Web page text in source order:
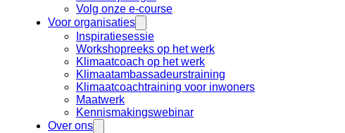
Volg onze e-course
Voor organisaties
Inspiratiesessie
Workshopreeks op het werk
Klimaatcoach op het werk
Klimaatambassadeurstraining
Klimaatcoachtraining voor inwoners
Maatwerk
Kennismakingswebinar
Over ons